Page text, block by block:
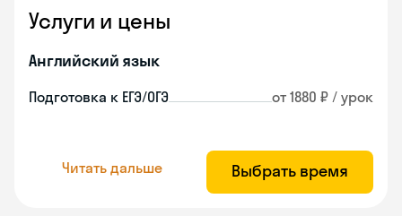
Услуги и цены
Английский язык
Подготовка к ЕГЭ/ОГЭ от 1880 ₽ / урок
Читать дальше Выбрать время